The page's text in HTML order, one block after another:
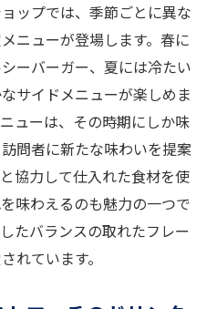
るメニュー
周辺の絶品ハンバーガー
なひととき
美味しさ
グルメ
一皿
い隠れ家
深いひととき
ップでは、季節ごとに異な
ニューが登場します。春に
ーバーガー、夏には冷たい
サイドメニューが楽しめま
ューは、その時期にしか味
問者に新たな味わいを提案
協力して仕入れた食材を使
味わえるのも魅力の一つで
たバランスの取れたフレー
れています。